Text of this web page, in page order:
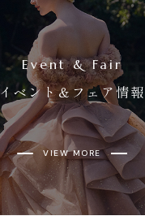
Event & Fair
イベント＆フェア情報
VIEW MORE